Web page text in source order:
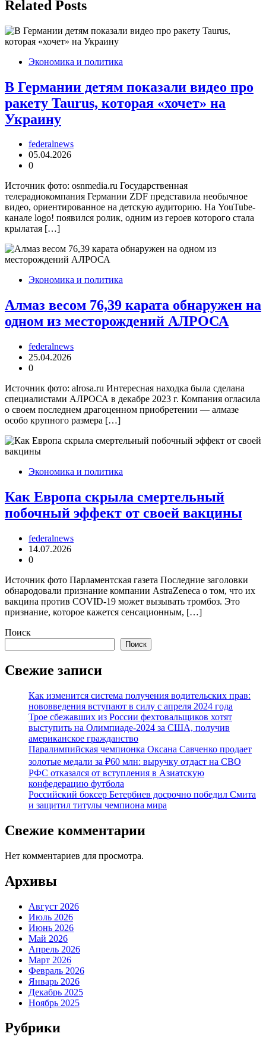
Related Posts
Экономика и политика
В Германии детям показали видео про
ракету Taurus, которая «хочет» на
Украину
federalnews
05.04.2026
0
Источник фото: osnmedia.ru Государственная
телерадиокомпания Германии ZDF представила необычное
видео, ориентированное на детскую аудиторию. На YouTube-
канале logo! появился ролик, одним из героев которого стала
крылатая […]
Экономика и политика
Алмаз весом 76,39 карата обнаружен на
одном из месторождений АЛРОСА
federalnews
25.04.2026
0
Источник фото: alrosa.ru Интересная находка была сделана
специалистами АЛРОСА в декабре 2023 г. Компания огласила
о своем последнем драгоценном приобретении — алмазе
особо крупного размера […]
Экономика и политика
Как Европа скрыла смертельный
побочный эффект от своей вакцины
federalnews
14.07.2026
0
Источник фото Парламентская газета Последние заголовки
обнародовали признание компании AstraZeneca о том, что их
вакцина против COVID-19 может вызывать тромбоз. Это
признание, которое кажется сенсационным, […]
Поиск
Поиск
Свежие записи
Как изменится система получения водительских прав:
нововведения вступают в силу с апреля 2024 года
Трое сбежавших из России фехтовальщиков хотят
выступить на Олимпиаде-2024 за США, получив
американское гражданство
Паралимпийская чемпионка Оксана Савченко продает
золотые медали за ₽60 млн: выручку отдаст на СВО
РФС отказался от вступления в Азиатскую
конфедерацию футбола
Российский боксер Бетербиев досрочно победил Смита
и защитил титулы чемпиона мира
Свежие комментарии
Нет комментариев для просмотра.
Архивы
Август 2026
Июль 2026
Июнь 2026
Май 2026
Апрель 2026
Март 2026
Февраль 2026
Январь 2026
Декабрь 2025
Ноябрь 2025
Рубрики